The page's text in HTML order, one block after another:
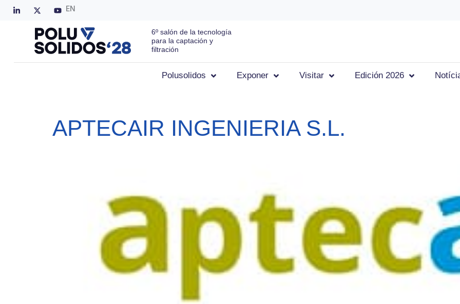
EN
6º salón de la tecnología
para la captación y
filtración
Polusolidos Exponer Visitar Edición 2026
APTECAIR INGENIERIA S.L.